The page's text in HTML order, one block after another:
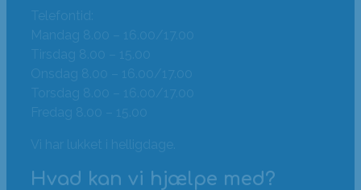
Telefontid:
Mandag 8.00 – 16.00/17.00
Tirsdag 8.00 – 15.00
Onsdag 8.00 – 16.00/17.00
Torsdag 8.00 – 16.00/17.00
Fredag 8.00 – 15.00
Vi har lukket i helligdage.
Hvad kan vi hjælpe med?